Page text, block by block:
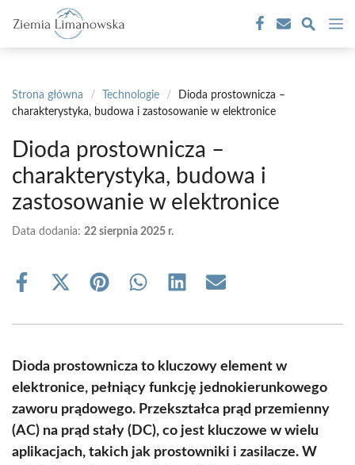
treści
Strona główna / Technologie /
Dioda prostownicza –
charakterystyka, budowa i zastosowanie w elektronice
Dioda prostownicza –
charakterystyka, budowa i
zastosowanie w elektronice
Data dodania: 22 sierpnia 2025 r.
Share
Share
(Twitter)
Share Share Share Share
Dioda prostownicza to kluczowy element w
elektronice, pełniący funkcję jednokierunkowego
zaworu prądowego. Przekształca prąd przemienny
(AC) na prąd stały (DC), co jest kluczowe w wielu
aplikacjach, takich jak prostowniki i zasilacze. W